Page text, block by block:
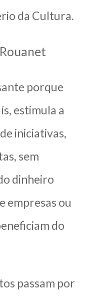
da Cultura.
porque
estimula a
iniciativas,
sem
dinheiro
empresas ou
do
passam por